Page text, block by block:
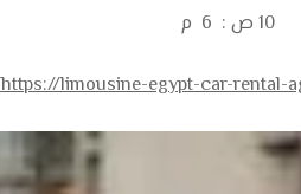
https://limousine-egypt-car-rental-